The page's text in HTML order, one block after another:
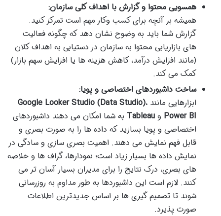
همسویی محتوا و گزارش با اهداف کلی سازمان:
همیشه بر آنچه برای کسب وکار مهم است تمرکز کنید.
گزارش شما باید به وضوح نشان دهد که چگونه فعالیت
های بازاریابی محتوا به سازمان در دستیابی به اهداف کلان
(مانند افزایش درآمد، کاهش هزینه ها یا افزایش سهم بازار)
کمک می کند.
ساخت داشبوردهای اختصاصی و پویا:
ابزارهایی مانند Google Looker Studio (Data Studio)،
Power BI و Tableau به شما امکان می دهند داشبوردهای
اختصاصی و پویا بسازید که داده ها را به صورت بصری و
قابل فهم نمایش می دهند. اهمیت بصری سازی و سادگی در
نمایش داده ها بسیار زیاد است؛ نمودارها، گراف ها و خلاصه
های بصری، درک نتایج را برای مدیران بسیار آسان تر می
کنند. لازم است این داشبوردها به طور مداوم به روزرسانی
شوند تا تصمیم گیری ها بر اساس جدیدترین اطلاعات
صورت پذیرد.